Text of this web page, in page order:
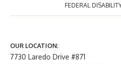
FEDERAL
OUR LOCATION:
7730 Laredo Drive #871